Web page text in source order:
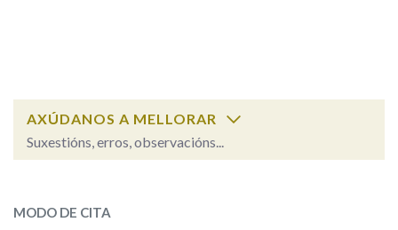
AXÚDANOS A MELLORAR
Suxestións, erros, observacións...
Observación
MODO DE CITA